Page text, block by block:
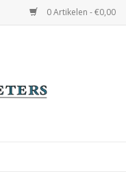
0 Artikelen - €0,00